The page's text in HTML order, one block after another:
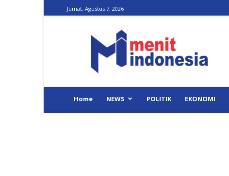
Jumat, Agustus 7, 2026
Indonesia
Home NEWS POLITIK EKONOMI